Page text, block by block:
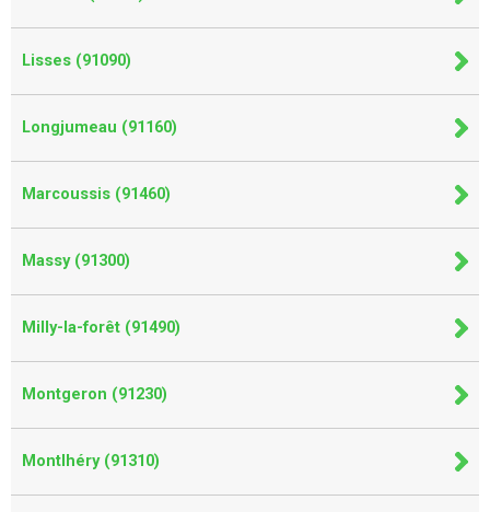
Lisses (91090)
Longjumeau (91160)
Marcoussis (91460)
Massy (91300)
Milly-la-forêt (91490)
Montgeron (91230)
Montlhéry (91310)